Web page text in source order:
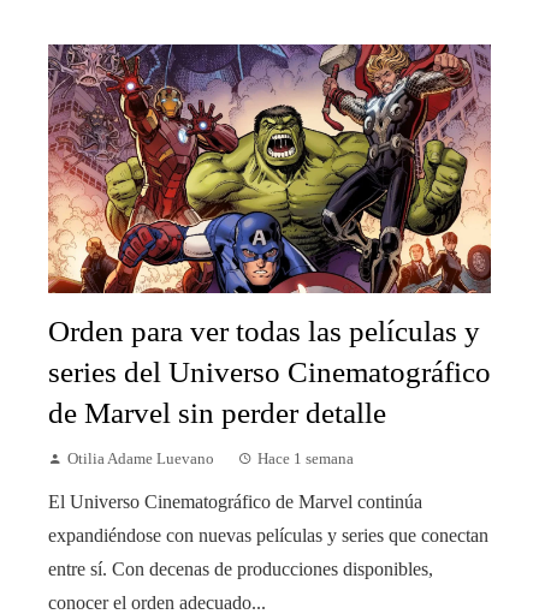
Orden para ver todas las películas y
series del Universo Cinematográfico
de Marvel sin perder detalle
Otilia Adame Luevano Hace 1 semana
El Universo Cinematográfico de Marvel continúa
expandiéndose con nuevas películas y series que conectan
entre sí. Con decenas de producciones disponibles,
conocer el orden adecuado...